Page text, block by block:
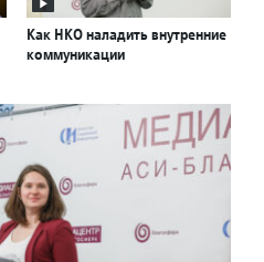
Как НКО наладить внутренние
коммуникации